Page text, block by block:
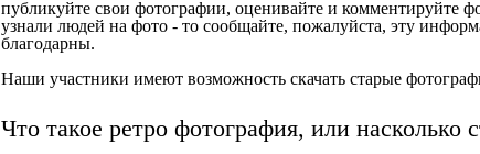
публикуйте свои фотографии, оценивайте и комментируйте
узнали людей на фото - то сообщайте, пожалуйста, эту
благодарны.
Наши участники имеют возможность скачать старые
Что такое ретро фотография, или насколько